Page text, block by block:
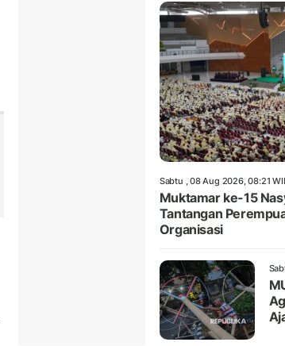
Sabtu , 08 Aug 2026, 08:21
Muktamar ke-15
Tantangan
Organisasi